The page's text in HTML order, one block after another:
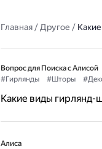
Главная/Другое /
Вопрос для Поиска с Алисой
#Гирлянды
#Шторы
Какие виды гирлянд-
Алиса